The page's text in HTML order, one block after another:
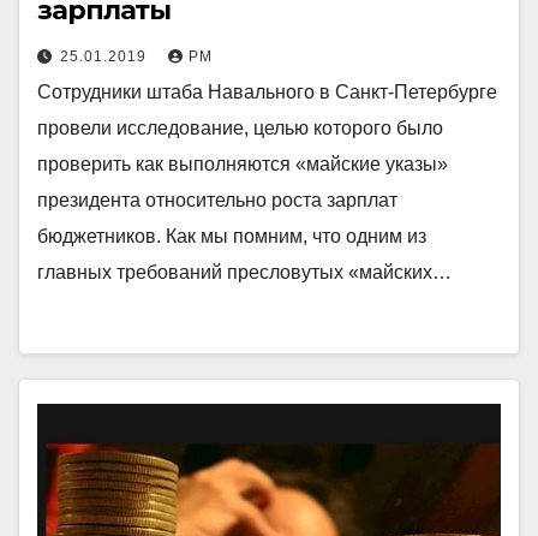
зарплаты
25.01.2019 РМ
Сотрудники штаба Навального в Санкт-Петербурге
провели исследование, целью которого было
проверить как выполняются «майские указы»
президента относительно роста зарплат
бюджетников. Как мы помним, что одним из
главных требований пресловутых «майских…